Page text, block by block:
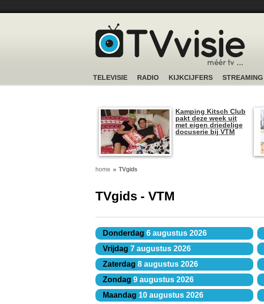
TELEVISIE RADIO KIJKCIJFERS STREAMING
Kamping Kitsch Club
pakt deze week uit
met eigen driedelige
docuserie bij VTM
home TVgids
TVgids - VTM
Donderdag 6 augustus 2026
Vrijdag 7 augustus 2026
Zaterdag 8 augustus 2026
Zondag 9 augustus 2026
Maandag 10 augustus 2026